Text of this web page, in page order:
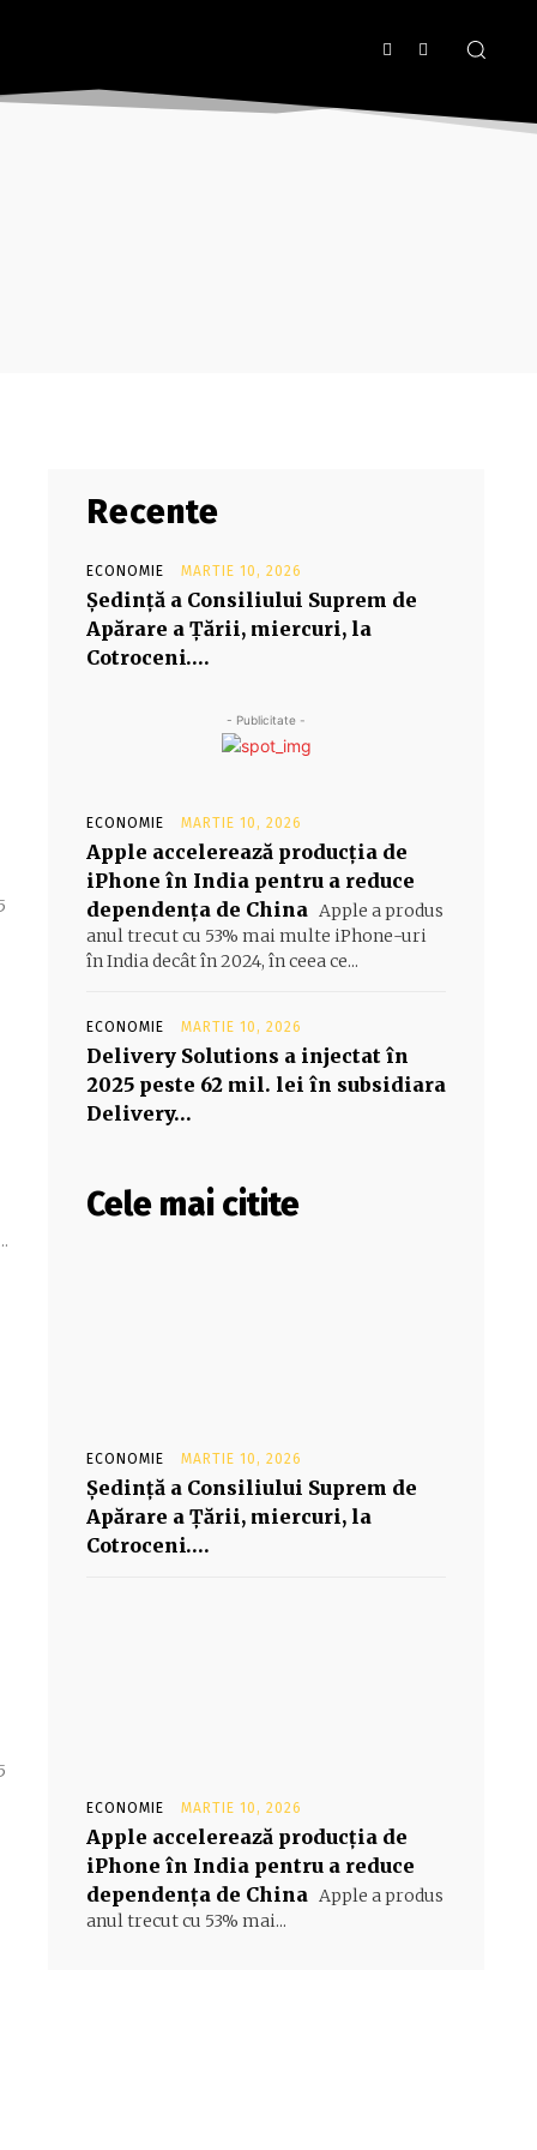
Recente
ECONOMIE MARTIE 10, 2026
Şedinţă a Consiliului Suprem de
Apărare a Ţării, miercuri, la
Cotroceni….
- Publicitate -
ECONOMIE MARTIE 10, 2026
Apple accelerează producția de
iPhone în India pentru a reduce
dependența de China Apple a produs
anul trecut cu 53% mai multe iPhone-uri
în India decât în 2024, în ceea ce...
ECONOMIE MARTIE 10, 2026
Delivery Solutions a injectat în
2025 peste 62 mil. lei în subsidiara
Delivery…
Cele mai citite
ECONOMIE MARTIE 10, 2026
Şedinţă a Consiliului Suprem de
Apărare a Ţării, miercuri, la
Cotroceni….
ECONOMIE MARTIE 10, 2026
Apple accelerează producția de
iPhone în India pentru a reduce
dependența de China Apple a produs
anul trecut cu 53% mai...